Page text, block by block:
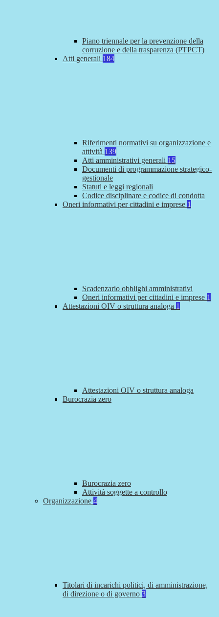
Piano triennale per la prevenzione della
corruzione e della trasparenza (PTPCT)
Atti generali 184
Riferimenti normativi su organizzazione e
attività 139
Atti amministrativi generali 15
Documenti di programmazione strategico-
gestionale
Statuti e leggi regionali
Codice disciplinare e codice di condotta
Oneri informativi per cittadini e imprese 1
Scadenzario obblighi amministrativi
Oneri informativi per cittadini e imprese 1
Attestazioni OIV o struttura analoga 1
Attestazioni OIV o struttura analoga
Burocrazia zero
Burocrazia zero
Attività soggette a controllo
Organizzazione 4
Titolari di incarichi politici, di amministrazione,
di direzione o di governo 3